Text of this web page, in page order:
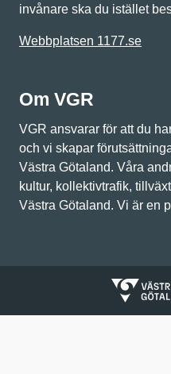
invånare ska du istället
Webbplatsen 1177.se
Om VGR
VGR ansvarar för att du
och vi skapar
Västra Götaland. Våra
kultur, kollektivtrafik,
Västra Götaland. Vi är en